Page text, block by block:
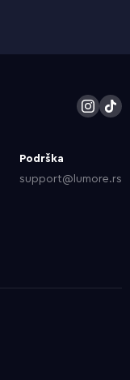
Podrška
support@lumore.rs